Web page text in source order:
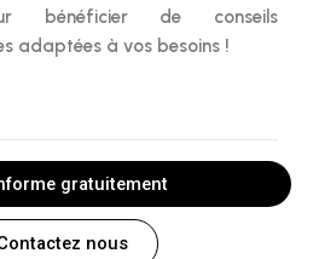
bénéficier de conseils
adaptées à vos besoins !
gratuitement
nous